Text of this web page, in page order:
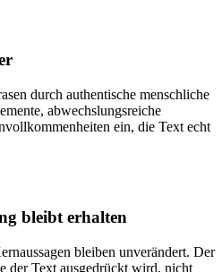
durch authentische menschliche
abwechslungsreiche
ein, die Text echt
bleibt erhalten
bleiben unverändert. Der
der Text ausgedrückt wird, nicht